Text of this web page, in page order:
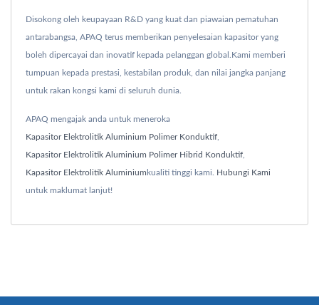
Disokong oleh keupayaan R&D yang kuat dan piawaian pematuhan
antarabangsa, APAQ terus memberikan penyelesaian kapasitor yang
boleh dipercayai dan inovatif kepada pelanggan global.Kami memberi
tumpuan kepada prestasi, kestabilan produk, dan nilai jangka panjang
untuk rakan kongsi kami di seluruh dunia.
APAQ mengajak anda untuk meneroka
Kapasitor Elektrolitik Aluminium Polimer Konduktif
Kapasitor Elektrolitik Aluminium Polimer Hibrid Konduktif
Kapasitor Elektrolitik Aluminium kualiti tinggi kami. Hubungi Kami
untuk maklumat lanjut!